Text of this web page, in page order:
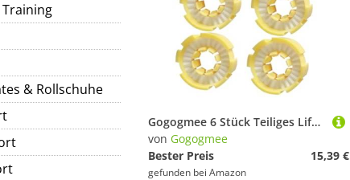
Training
& Rollschuhe
Gogogmee 6 Stück Teiliges Life Jacket Inflator Zubehör mit Automatischer und Manueller Auslösung Auflösbare Bobbin für Aufblasbare Rettungswesten Kompatibel für Schwimmwesten Erwachsene
von Gogogmee
Bester Preis
15,39 €
gefunden bei Amazon